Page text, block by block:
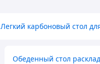
Легкий карбоновый стол
Обеденный стол